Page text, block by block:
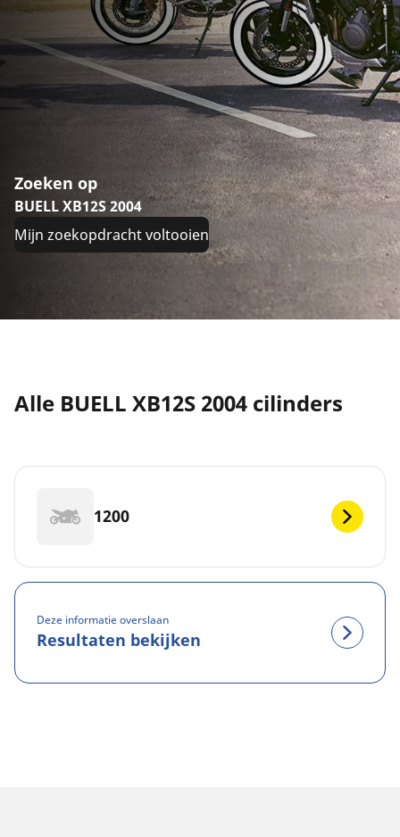
Zoeken op
BUELL XB12S 2004
Mijn zoekopdracht voltooien
Alle BUELL XB12S 2004 cilinders
1200
Deze informatie overslaan
Resultaten bekijken